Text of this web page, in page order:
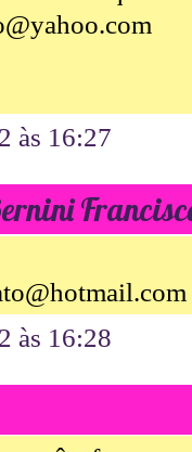
às 16:27
às 16:28